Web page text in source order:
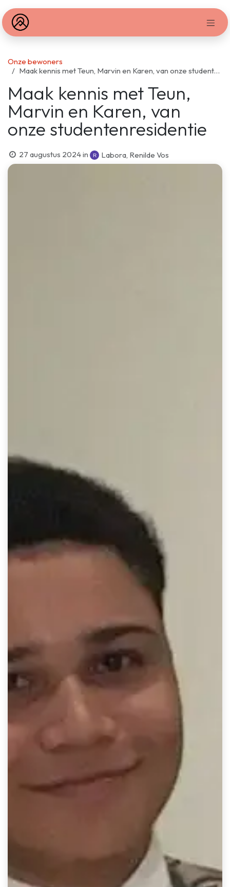
Onze bewoners
Maak kennis met Teun, Marvin en Karen, van onze studentenresidentie
Maak kennis met Teun,
Marvin en Karen, van
onze studentenresidentie
27 augustus 2024in Labora, Renilde Vos